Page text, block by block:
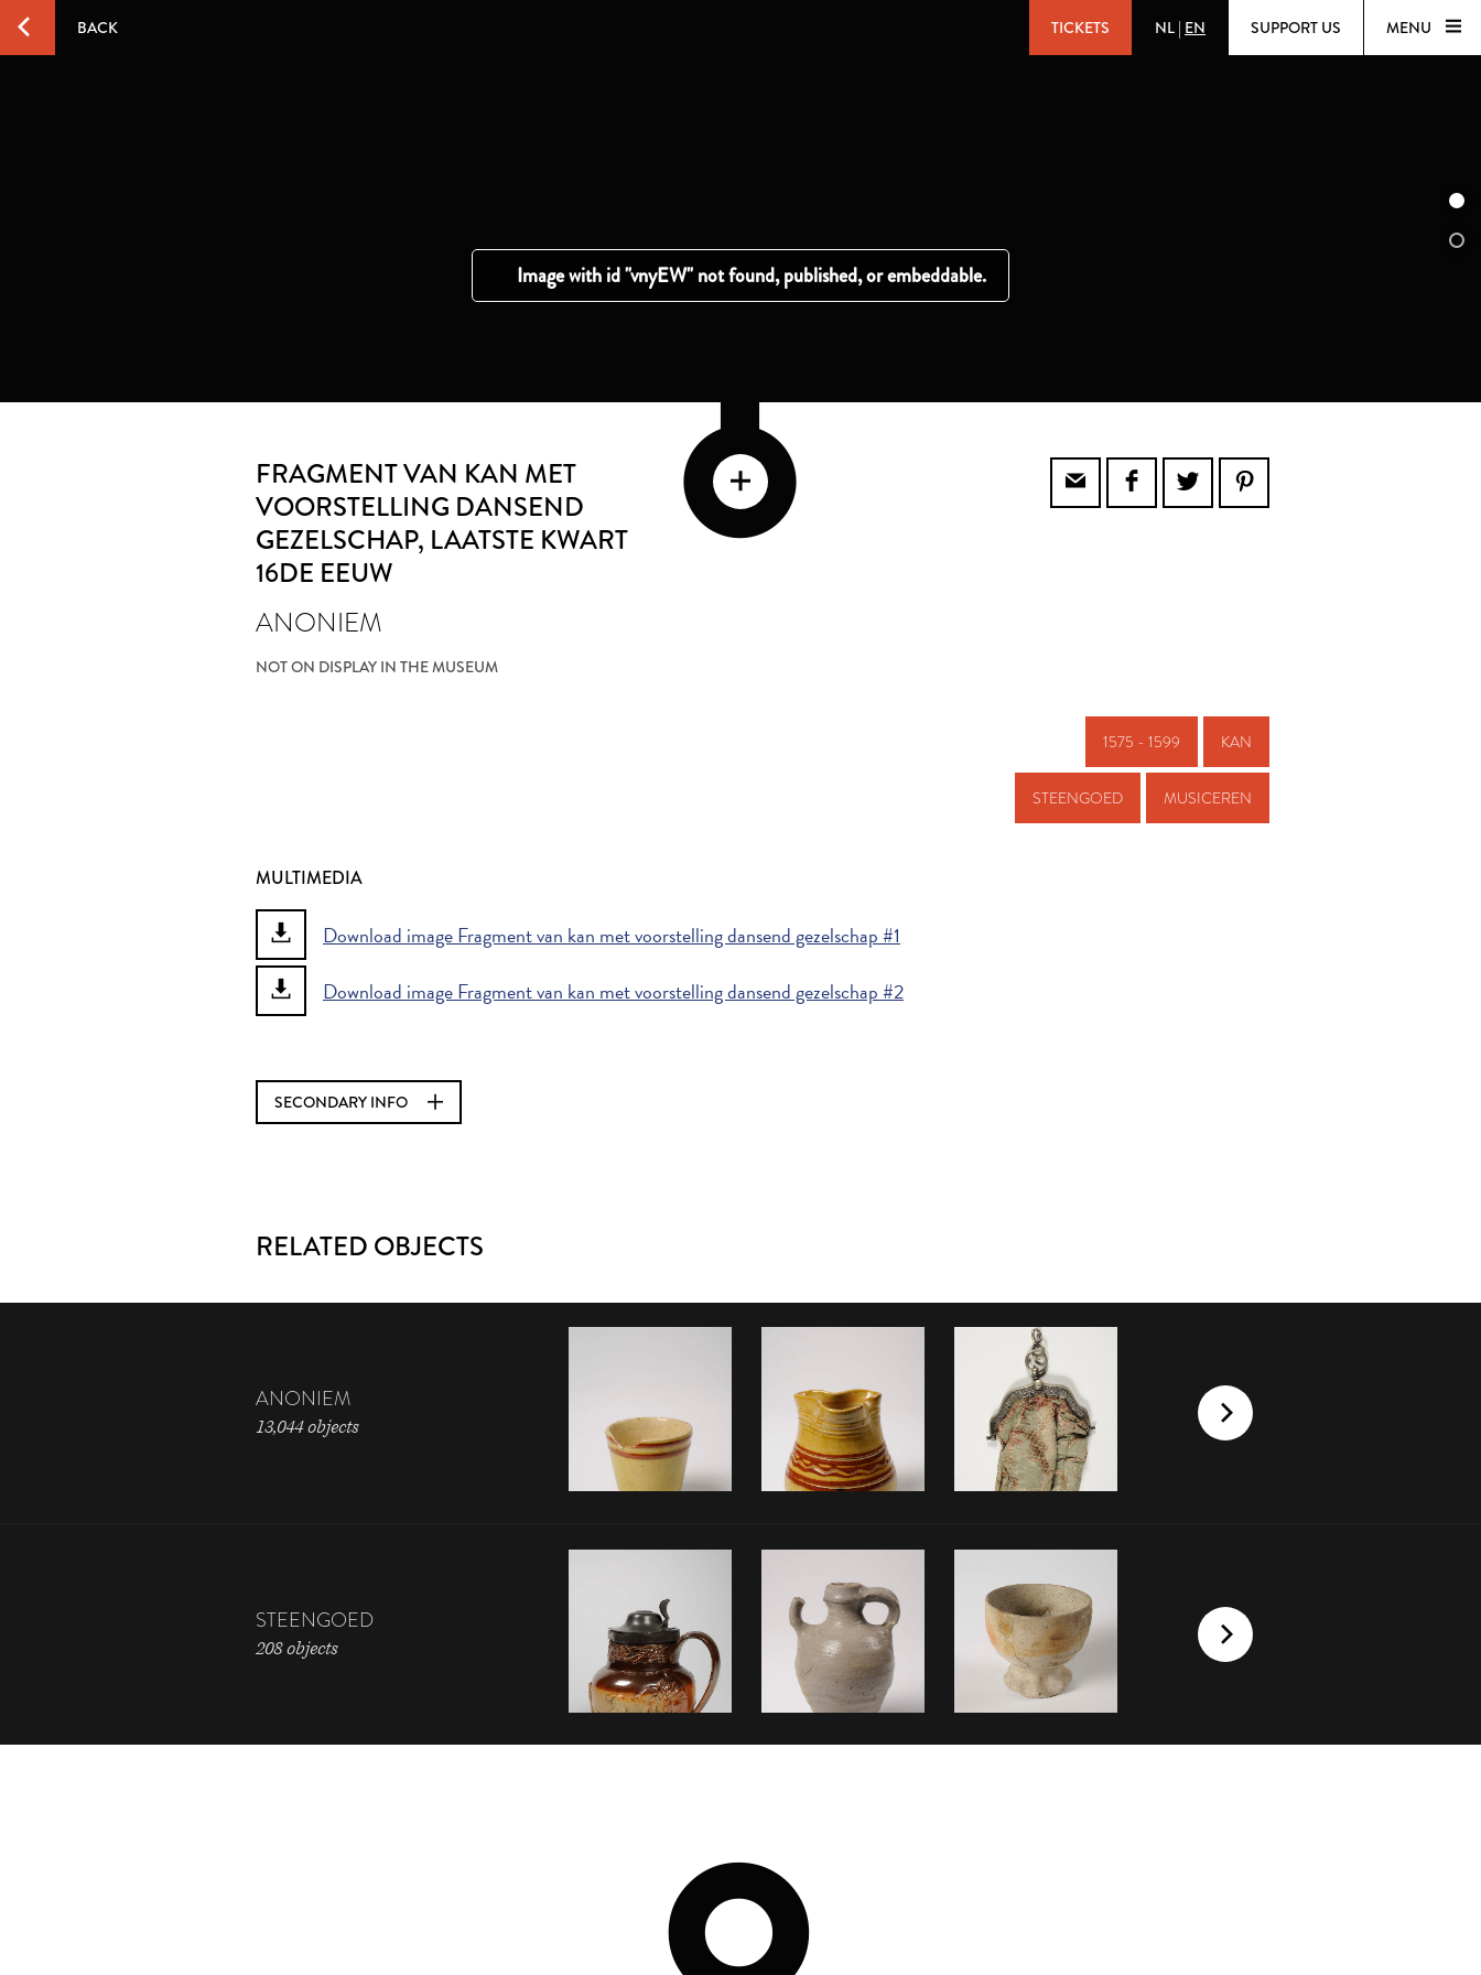
BACK TICKETS NL | EN SUPPORT US MENU
FRAGMENT VAN KAN MET
VOORSTELLING DANSEND
GEZELSCHAP, LAATSTE KWART
16DE EEUW
ANONIEM
NOT ON DISPLAY IN THE MUSEUM
1575 - 1599 KAN
STEENGOED MUSICEREN
MULTIMEDIA
Download image Fragment van kan met voorstelling dansend gezelschap #1
Download image Fragment van kan met voorstelling dansend gezelschap #2
SECONDARY INFO
RELATED OBJECTS
ANONIEM
13,044 objects
STEENGOED
208 objects